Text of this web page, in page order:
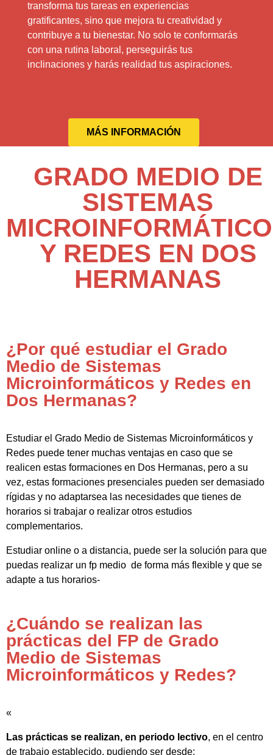
transforma tus tareas en experiencias
gratificantes, sino que mejora tu creatividad y
contribuye a tu bienestar. No solo te conformarás
con una rutina laboral, perseguirás tus
inclinaciones y harás realidad tus aspiraciones.
MÁS INFORMACIÓN
GRADO MEDIO DE
SISTEMAS
Y REDES EN DOS
HERMANAS
¿Por qué estudiar el Grado
Medio de Sistemas
Microinformáticos y Redes en
Dos Hermanas?
Estudiar el Grado Medio de Sistemas Microinformáticos y
Redes puede tener muchas ventajas en caso que se
realicen estas formaciones en Dos Hermanas, pero a su
vez, estas formaciones presenciales pueden ser demasiado
rígidas y no adaptarsea las necesidades que tienes de
horarios si trabajar o realizar otros estudios
complementarios.
Estudiar online o a distancia, puede ser la solución para que
puedas realizar un fp medio de forma más flexible y que se
adapte a tus horarios-
¿Cuándo se realizan las
prácticas del FP de Grado
Medio de Sistemas
Microinformáticos y Redes?
«
Las prácticas se realizan, en periodo lectivo, en el centro
de trabajo establecido, pudiendo ser desde: